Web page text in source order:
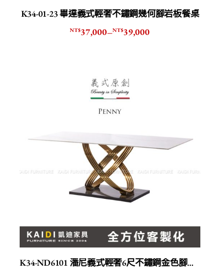
K34-01-23 畢達義式輕奢不鏽鋼幾何腳岩板餐桌
NT$37,000–NT$39,000
K34-ND6101 潘尼義式輕奢6尺不鏽鋼金色腳岩板餐桌